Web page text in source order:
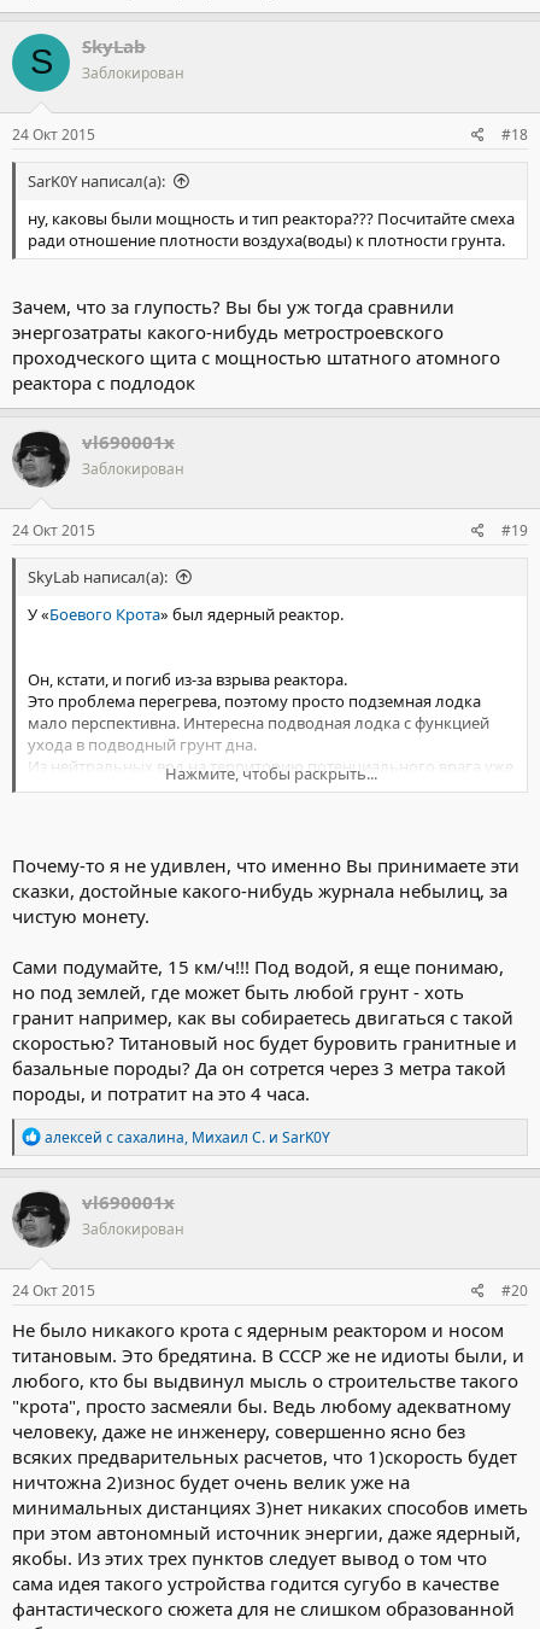
S SkyLab
Заблокирован
24 Окт 2015 #18
SarK0Y написал(а):
ну, каковы были мощность и тип реактора??? Посчитайте смеха
ради отношение плотности воздуха(воды) к плотности грунта.
Зачем, что за глупость? Вы бы уж тогда сравнили
энергозатраты какого-нибудь метростроевского
проходческого щита с мощностью штатного атомного
реактора с подлодок
vl690001x
Заблокирован
24 Окт 2015 #19
SkyLab написал(а):
У «Боевого Крота» был ядерный реактор.
Он, кстати, и погиб из-за взрыва реактора.
Это проблема перегрева, поэтому просто подземная лодка
мало перспективна. Интересна подводная лодка с функцией
ухода в подводный грунт дна.
Из нейтральных вод на территорию потенциального врага уже
можно под грунтом водоема идти, а для пополнения воздуха
Нажмите, чтобы раскрыть...
Почему-то я не удивлен, что именно Вы принимаете эти
сказки, достойные какого-нибудь журнала небылиц, за
чистую монету.
Сами подумайте, 15 км/ч!!! Под водой, я еще понимаю,
но под землей, где может быть любой грунт - хоть
гранит например, как вы собираетесь двигаться с такой
скоростью? Титановый нос будет буровить гранитные и
базальные породы? Да он сотрется через 3 метра такой
породы, и потратит на это 4 часа.
Р
е
а
к
ц
и
и
:
алексей с сахалина, Михаил С. и SarK0Y
vl690001x
Заблокирован
24 Окт 2015 #20
Не было никакого крота с ядерным реактором и носом
титановым. Это бредятина. В СССР же не идиоты были, и
любого, кто бы выдвинул мысль о строительстве такого
"крота", просто засмеяли бы. Ведь любому адекватному
человеку, даже не инженеру, совершенно ясно без
всяких предварительных расчетов, что 1)скорость будет
ничтожна 2)износ будет очень велик уже на
минимальных дистанциях 3)нет никаких способов иметь
при этом автономный источник энергии, даже ядерный,
якобы. Из этих трех пунктов следует вывод о том что
сама идея такого устройства годится сугубо в качестве
фантастического сюжета для не слишком образованной